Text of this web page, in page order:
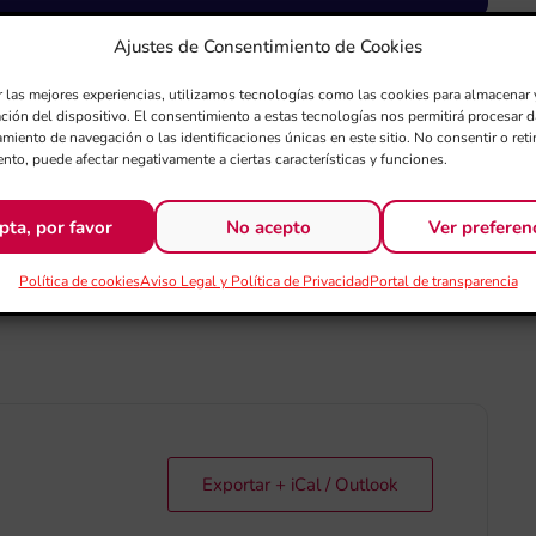
Ajustes de Consentimiento de Cookies
las mejores experiencias, utilizamos tecnologías como las cookies para almacenar
del dispositivo. El consentimiento a estas tecnologías nos permitirá procesar
de navegación o las identificaciones únicas en este sitio. No consentir o
puede afectar negativamente a ciertas características y funciones.
por favor No acepto Ver
Política de cookiesAviso Legal y Política de PrivacidadPortal de transparencia
CONVIDAT D.
LA ARMÓNICA DE
Exportar + iCal / Outlook